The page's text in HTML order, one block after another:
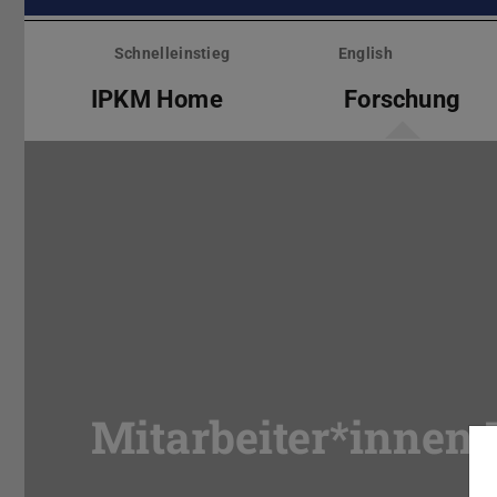
Menü
überspringenSchnelleinstieg English
IPKM Home Forschung
Mitarbeiter*innen